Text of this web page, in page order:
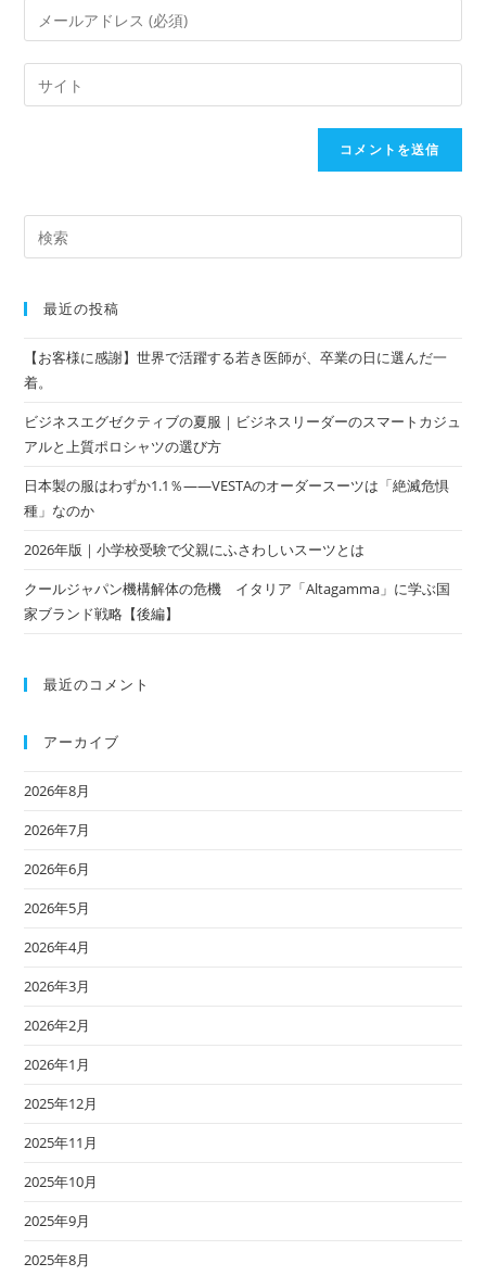
最近の投稿
【お客様に感謝】世界で活躍する若き医師が、卒業の日に選んだ一
着。
ビジネスエグゼクティブの夏服｜ビジネスリーダーのスマートカジュ
アルと上質ポロシャツの選び方
日本製の服はわずか1.1％——VESTAのオーダースーツは「絶滅危惧
種」なのか
2026年版｜小学校受験で父親にふさわしいスーツとは
クールジャパン機構解体の危機 イタリア「Altagamma」に学ぶ国
家ブランド戦略【後編】
最近のコメント
アーカイブ
2026年8月
2026年7月
2026年6月
2026年5月
2026年4月
2026年3月
2026年2月
2026年1月
2025年12月
2025年11月
2025年10月
2025年9月
2025年8月